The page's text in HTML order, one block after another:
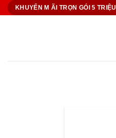
Bỏ
KHUYẾN M ÃI TRỌN GÓI 5 TRIỆU